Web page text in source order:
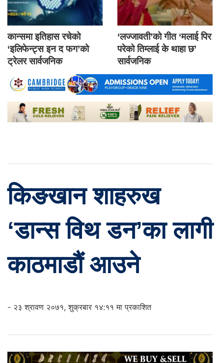
कान्समा इतिहास रचेको
‘इलिफेन्ट्स इन द फग’को
ट्रेलर सार्वजनिक
‘लज्जावती’को गीत ‘मलाई पिर
परेको तिम्लाई के थाहा छ’
सार्वजनिक
किङखान शाहरुख
‘डान्स विथ डन’का लागी
काठमाडौं आउने
- २३ श्रावण २०७१, शुक्रबार १४:११ मा प्रकाशित